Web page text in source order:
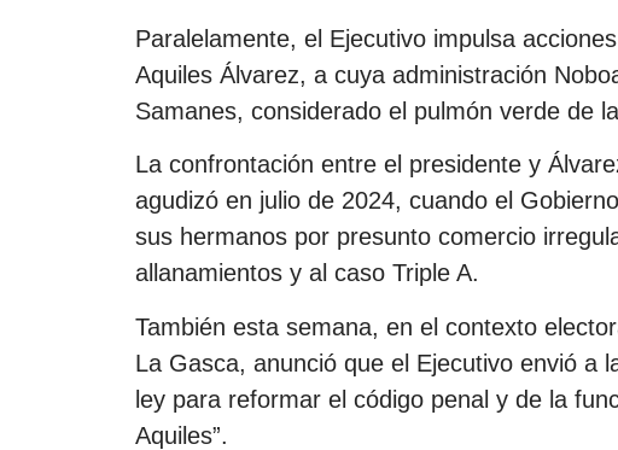
Paralelamente, el Ejecutivo impulsa
Aquiles Álvarez, a cuya administración
Samanes, considerado el pulmón verde de
La confrontación entre el presidente y
agudizó en julio de 2024, cuando el
sus hermanos por presunto comercio
allanamientos y al caso Triple A.
También esta semana, en el contexto
La Gasca, anunció que el Ejecutivo envió a
ley para reformar el código penal y de la
Aquiles”.